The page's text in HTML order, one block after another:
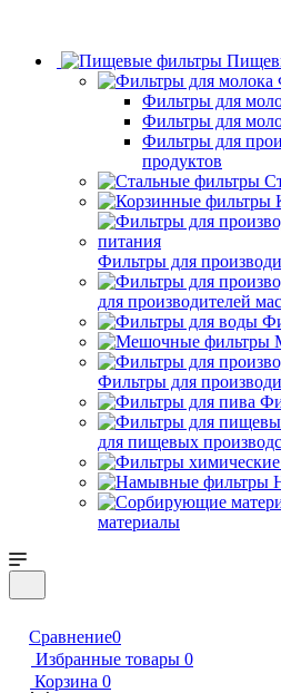
Фильтры для
Фильтры для
Фильтры для
продуктов
Фильтры для
для производителей
Фильтры для
для пищевых
материалы
Сравнение0
Избранные товары 0
Корзина 0